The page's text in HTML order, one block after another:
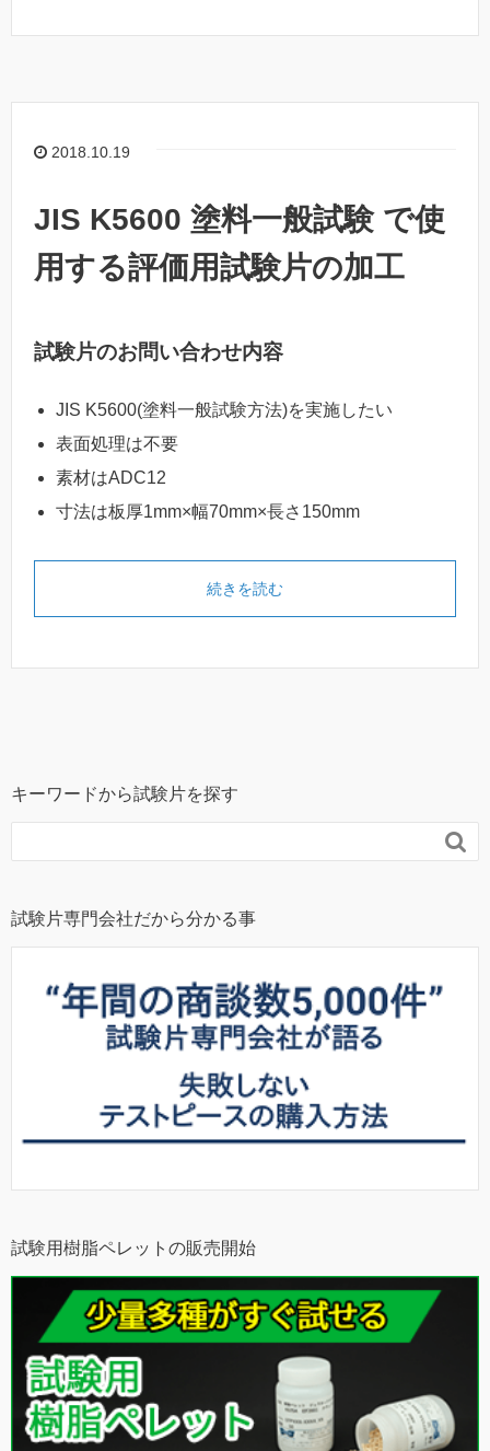
2018.10.19
JIS K5600 塗料一般試験 で使
用する評価用試験片の加工
試験片のお問い合わせ内容
JIS K5600(塗料一般試験方法)を実施したい
表面処理は不要
素材はADC12
寸法は板厚1mm×幅70mm×長さ150mm
続きを読む
キーワードから試験片を探す

試験片専門会社だから分かる事
試験用樹脂ペレットの販売開始